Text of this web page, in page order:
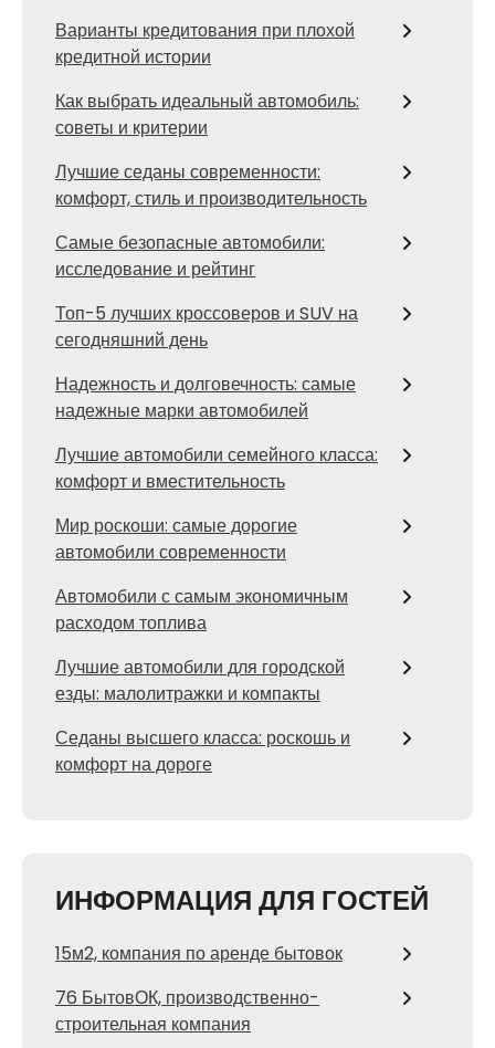
Варианты кредитования при плохой
кредитной истории
Как выбрать идеальный автомобиль:
советы и критерии
Лучшие седаны современности:
комфорт, стиль и производительность
Самые безопасные автомобили:
исследование и рейтинг
Топ-5 лучших кроссоверов и SUV на
сегодняшний день
Надежность и долговечность: самые
надежные марки автомобилей
Лучшие автомобили семейного класса:
комфорт и вместительность
Мир роскоши: самые дорогие
автомобили современности
Автомобили с самым экономичным
расходом топлива
Лучшие автомобили для городской
езды: малолитражки и компакты
Седаны высшего класса: роскошь и
комфорт на дороге
ИНФОРМАЦИЯ ДЛЯ ГОСТЕЙ
15м2, компания по аренде бытовок
76 БытовОК, производственно-
строительная компания